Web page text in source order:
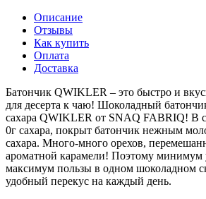
Описание
Отзывы
Как купить
Оплата
Доставка
Батончик QWIKLER – это быстро и
для десерта к чаю! Шоколадный
сахара QWIKLER от SNAQ FABRIQ! В
0г сахара, покрыт батончик нежным
сахара. Много-много орехов,
ароматной карамели! Поэтому минимум
максимум пользы в одном шоколадном
удобный перекус на каждый день.